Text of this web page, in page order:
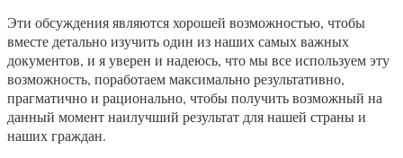
Эти обсуждения являются хорошей возможностью, чтобы
вместе детально изучить один из наших самых важных
документов, и я уверен и надеюсь, что мы все используем эту
возможность, поработаем максимально результативно,
прагматично и рационально, чтобы получить возможный на
данный момент наилучший результат для нашей страны и
наших граждан.